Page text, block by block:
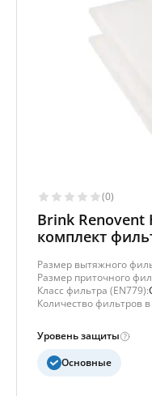
(0)
Brink Renovent
комплект
Размер вытяжного
Размер приточного
Класс фильтра (EN779):
Количество фильтров
Уровень защиты
Основные